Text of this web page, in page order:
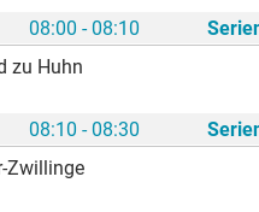
08:00 - 08:10
zu Huhn
08:10 - 08:30
Zwillinge